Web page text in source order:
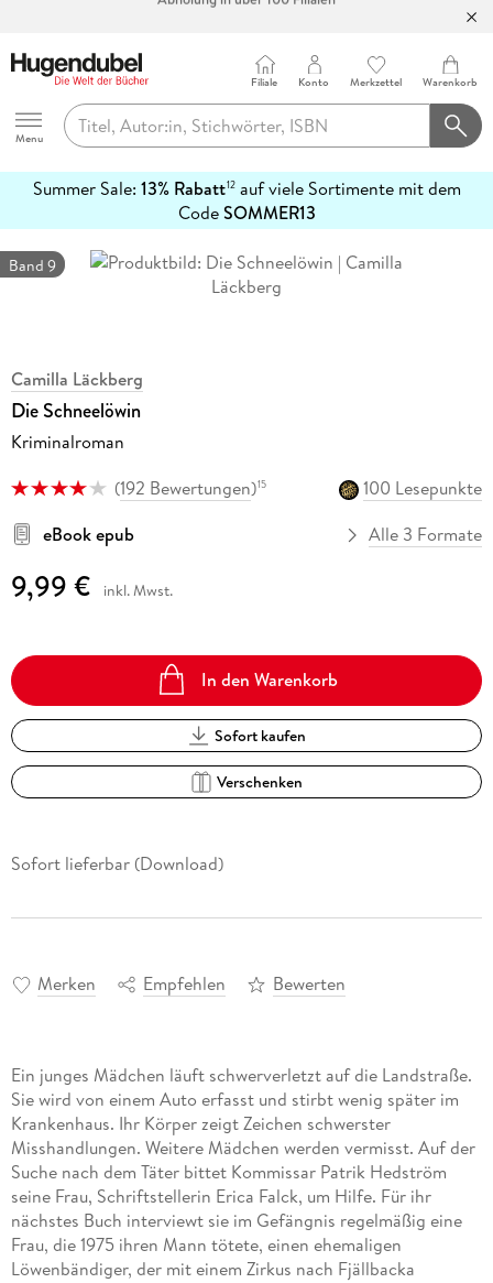
Abholung in über 100 Filialen
Hugendubel
Menu
Filiale Konto Merkzettel Warenkorb
Summer Sale: 13% Rabatt12auf viele Sortimente mit dem
CodeSOMMER13
erfahren
Band 9
Camilla Läckberg
Die Schneelöwin
Kriminalroman
(192 Bewertungen)15
100 Lesepunkte
eBook epub
Alle 3 Formate
9,99 € inkl. Mwst.
In den Warenkorb
Sofort kaufen
Verschenken
Sofort lieferbar (Download)
Merken Empfehlen Bewerten
Ein junges Mädchen läuft schwerverletzt auf die Landstraße.
Sie wird von einem Auto erfasst und stirbt wenig später im
Krankenhaus. Ihr Körper zeigt Zeichen schwerster
Misshandlungen. Weitere Mädchen werden vermisst. Auf der
Suche nach dem Täter bittet Kommissar Patrik Hedström
seine Frau, Schriftstellerin Erica Falck, um Hilfe. Für ihr
nächstes Buch interviewt sie im Gefängnis regelmäßig eine
Frau, die 1975 ihren Mann tötete, einen ehemaligen
Löwenbändiger, der mit einem Zirkus nach Fjällbacka